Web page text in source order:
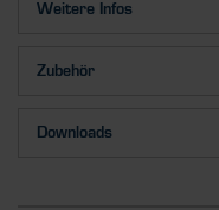
Weitere Infos
Zubehör
Downloads